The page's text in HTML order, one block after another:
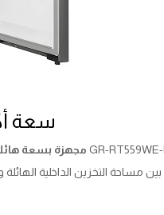
سعة
مجهزة بسعة هائلة
مساحة التخزين الداخلية